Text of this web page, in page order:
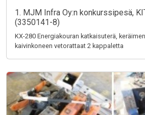
1. MJM Infra Oy:n konkurssipesä,
(3350141-8)
KX-280 Energiakouran katkaisuterä,
kaivinkoneen vetorattaat 2 kappaletta